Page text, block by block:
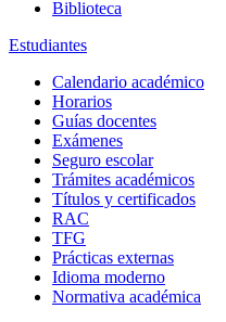
Biblioteca
Estudiantes
Calendario académico
Horarios
Guías docentes
Exámenes
Seguro escolar
Trámites académicos
Títulos y certificados
RAC
TFG
Prácticas externas
Idioma moderno
Normativa académica